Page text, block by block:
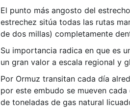
El punto más angosto del
estrechez sitúa todas las rutas
de dos millas) completamente
Su importancia radica en que es
un gran valor a escala regional y
Por Ormuz transitan cada día
por este embudo se mueven
de toneladas de gas natural